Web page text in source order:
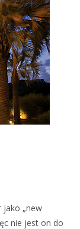
jako „new
nie jest on do